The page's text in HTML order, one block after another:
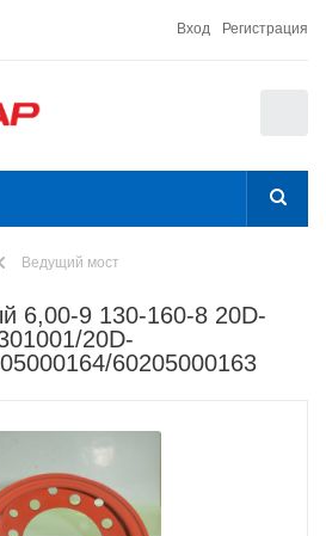
Вход Регистрация
Ведущий мост
6,00-9 130-160-8 20D-
20D-
60205000163